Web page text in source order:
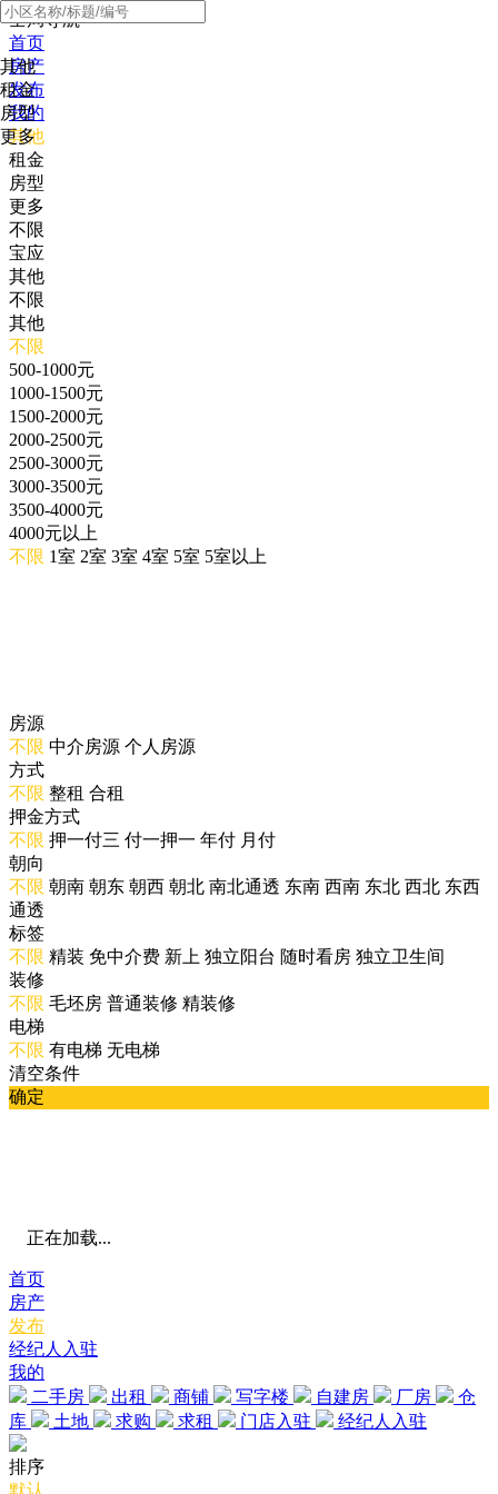
全局导航
首页
房产
发布
我的
其他
租金
房型
更多
其他
租金
房型
更多
不限
宝应
其他
不限
其他
不限
500-1000元
1000-1500元
1500-2000元
2000-2500元
2500-3000元
3000-3500元
3500-4000元
4000元以上
不限 1室 2室 3室 4室 5室 5室以上
房源
不限 中介房源 个人房源
方式
不限 整租 合租
押金方式
不限 押一付三 付一押一 年付 月付
朝向
不限 朝南 朝东 朝西 朝北 南北通透 东南 西南 东北 西北 东西
通透
标签
不限 精装 免中介费 新上 独立阳台 随时看房 独立卫生间
装修
不限 毛坯房 普通装修 精装修
电梯
不限 有电梯 无电梯
清空条件
确定
正在加载...
首页
房产
发布
经纪人入驻
我的
二手房
出租 商铺 写字楼 自建房 厂房
仓
库
土地 求购 求租 门店入驻 经纪人入驻
排序
默认